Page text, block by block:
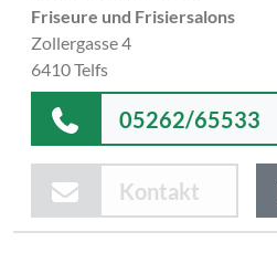
Friseure und Frisiersalons
Zollergasse 4
6410 Telfs
05262/65533
Kontakt